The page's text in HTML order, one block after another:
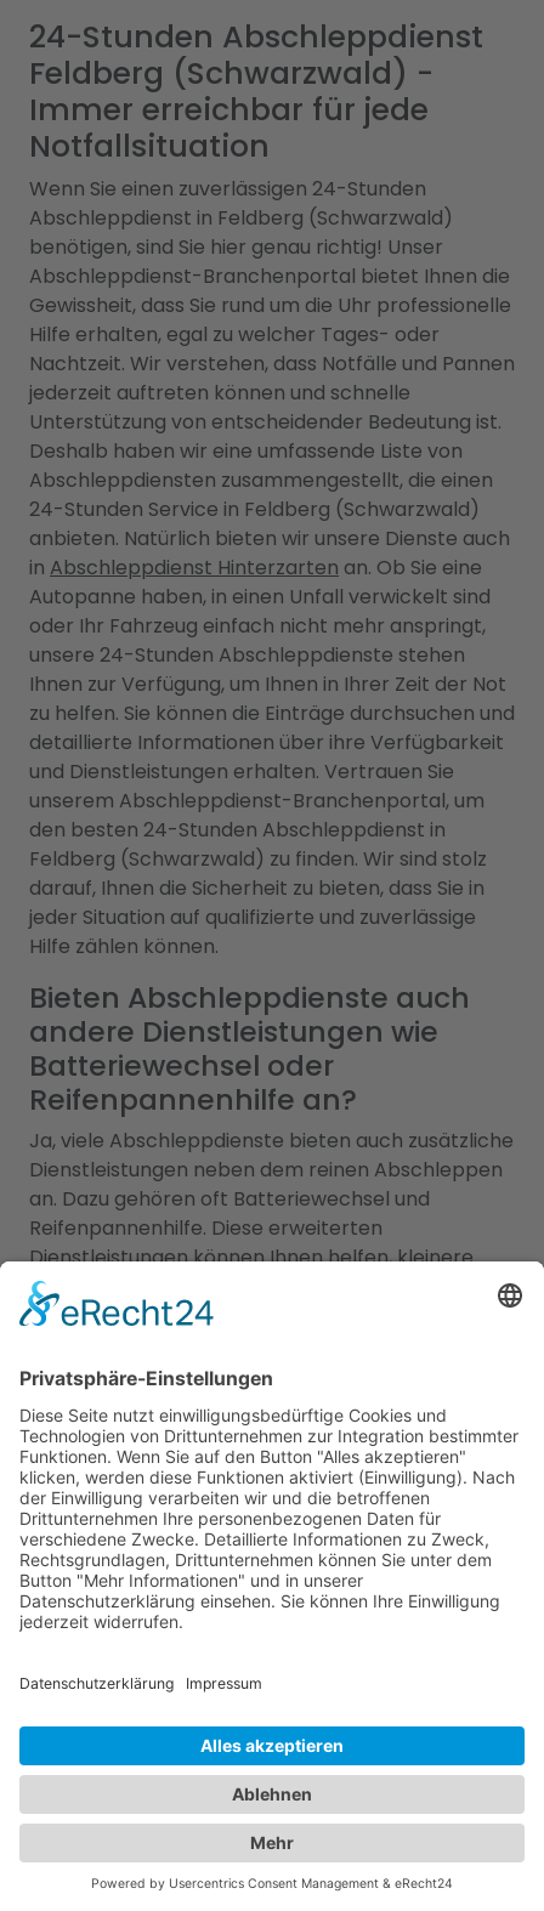
24-Stunden Abschleppdienst
Feldberg (Schwarzwald) -
Immer erreichbar für jede
Notfallsituation
Wenn Sie einen zuverlässigen 24-Stunden
Abschleppdienst in Feldberg (Schwarzwald)
benötigen, sind Sie hier genau richtig! Unser
Abschleppdienst-Branchenportal bietet Ihnen die
Gewissheit, dass Sie rund um die Uhr professionelle
Hilfe erhalten, egal zu welcher Tages- oder
Nachtzeit. Wir verstehen, dass Notfälle und Pannen
jederzeit auftreten können und schnelle
Unterstützung von entscheidender Bedeutung ist.
Deshalb haben wir eine umfassende Liste von
Abschleppdiensten zusammengestellt, die einen
24-Stunden Service in Feldberg (Schwarzwald)
anbieten. Natürlich bieten wir unsere Dienste auch
in Abschleppdienst Hinterzarten an. Ob Sie eine
Autopanne haben, in einen Unfall verwickelt sind
oder Ihr Fahrzeug einfach nicht mehr anspringt,
unsere 24-Stunden Abschleppdienste stehen
Ihnen zur Verfügung, um Ihnen in Ihrer Zeit der Not
zu helfen. Sie können die Einträge durchsuchen und
detaillierte Informationen über ihre Verfügbarkeit
und Dienstleistungen erhalten. Vertrauen Sie
unserem Abschleppdienst-Branchenportal, um
den besten 24-Stunden Abschleppdienst in
Feldberg (Schwarzwald) zu finden. Wir sind stolz
darauf, Ihnen die Sicherheit zu bieten, dass Sie in
jeder Situation auf qualifizierte und zuverlässige
Hilfe zählen können.
Bieten Abschleppdienste auch
andere Dienstleistungen wie
Batteriewechsel oder
Reifenpannenhilfe an?
Ja, viele Abschleppdienste bieten auch zusätzliche
Dienstleistungen neben dem reinen Abschleppen
an. Dazu gehören oft Batteriewechsel und
Reifenpannenhilfe. Diese erweiterten
Dienstleistungen können Ihnen helfen, kleinere
Probleme vor Ort zu lösen und eine sofortige Hilfe
zu erhalten, ohne dass Ihr Fahrzeug abgeschleppt
Dienstleistungen, die Abschleppdienste anbieten
können: Batteriewechsel: Falls Ihre
Fahrzeugbatterie leer ist, kann der
Abschleppdienst vor Ort eine neue Batterie
installieren und Ihnen helfen, Ihr Fahrzeug wieder
zum Laufen zu bringen. Reifenpannenhilfe: Wenn
Sie eine Reifenpanne haben, kann der
Abschleppdienst einen Reifenwechsel vornehmen
oder Ihnen bei der Reparatur des beschädigten
Reifens helfen. Starthilfe: Wenn Ihr Fahrzeug nicht
geben, um den Motor wieder in Gang zu bringen.
Kraftstofflieferung: Falls Ihnen der Treibstoff
ausgegangen ist, kann der Abschleppdienst vor
Ort Kraftstoff liefern, damit Sie Ihre Fahrt
fortsetzen können. Es ist wichtig zu beachten, dass
nicht alle Abschleppdienste diese zusätzlichen
Dienstleistungen anbieten. Daher sollten Sie bei
Bedarf nachfragen und sich über die verfügbaren